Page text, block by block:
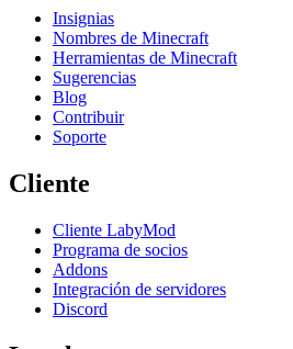
Insignias
Nombres de Minecraft
Herramientas de Minecraft
Sugerencias
Blog
Contribuir
Soporte
Cliente
Cliente LabyMod
Programa de socios
Addons
Integración de servidores
Discord